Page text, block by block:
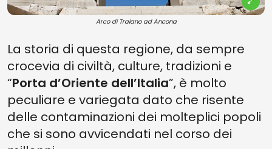
Arco di Traiano ad Ancona
La storia di questa regione, da sempre
crocevia di civiltà, culture, tradizioni e
“Porta d’Oriente dell’Italia”, è molto
peculiare e variegata dato che risente
delle contaminazioni dei molteplici popoli
che si sono avvicendati nel corso dei